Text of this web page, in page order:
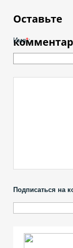
Оставьте
Имя*:
Подписаться на